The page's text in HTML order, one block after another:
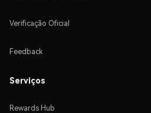
Verificação Oficial
Feedback
Serviços
Rewards Hub